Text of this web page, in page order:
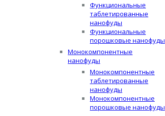
Функциональные
таблетированные
нанофуды
Функциональные
порошковые нанофуды
Монокомпонентные
нанофуды
Монокомпонентные
таблетированные
нанофуды
Монокомпонентные
порошковые нанофуды